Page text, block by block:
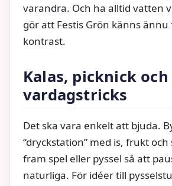
varandra. Och ha alltid vatten
gör att Festis Grön känns ännu
kontrast.
Kalas, picknick och
vardagstricks
Det ska vara enkelt att bjuda.
“dryckstation” med is, frukt och
fram spel eller pyssel så att
naturliga. För idéer till